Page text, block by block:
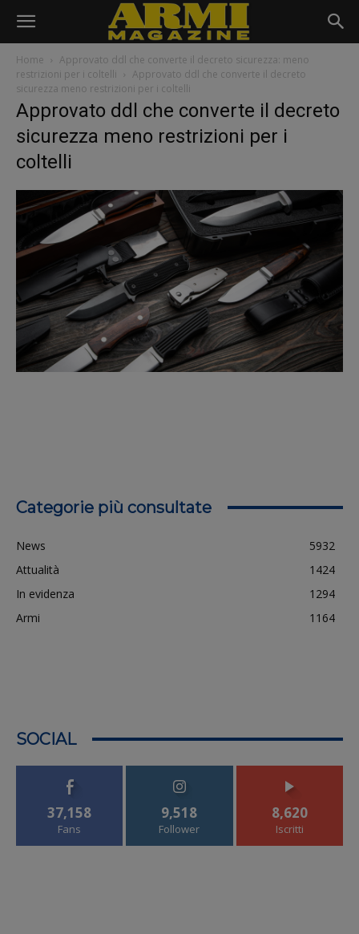
Home
Approvato ddl che converte il decreto sicurezza: meno
restrizioni per i coltelli
Approvato ddl che converte il decreto
sicurezza meno restrizioni per i coltelli
Approvato ddl che converte il decreto
sicurezza meno restrizioni per i
coltelli
Categorie più consultate
News
5932
Attualità
1424
In evidenza
1294
Armi
1164
SOCIAL
37,158
Fans
9,518
Follower
8,620
Iscritti